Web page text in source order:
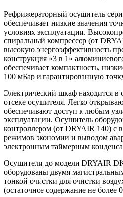
Рефрижераторный осушитель
обеспечивает низкие значения
условиях эксплуатации.
спиральный компрессор (от
высокую энергоэффективность
конструкция «3 в 1»
обеспечивает компактность,
100 мБар и гарантированную
Электрический шкаф находится в
отсеке осушителя. Легко
обеспечивают доступ к любым
эксплуатации. Осушитель
контроллером (от DRYAIR 140) с
режимов экономии и выводом
электронным таймерным
Осушители до модели DRYAIR
оборудованы двумя
тонкой очистки для очистки
(остаточное содержание не более